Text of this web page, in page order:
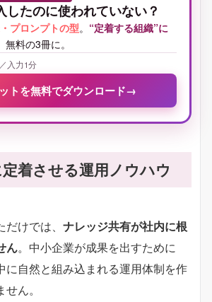
したのに使われていない？
プロンプトの型。 “定着する組織”に
無料の3冊に。
入力1分
トを無料でダウンロード→
着させる運用ノウハウ
けでは、 ナレッジ共有が社内に根
ん。中小企業が成果を出すために
に自然と組み込まれる運用体制を作
ん。